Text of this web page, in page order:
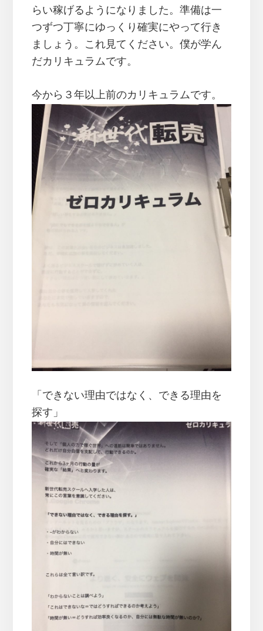
らい稼げるようになりました。準備は一
つずつ丁寧にゆっくり確実にやって行き
ましょう。これ見てください。僕が学ん
だカリキュラムです。
今から３年以上前のカリキュラムです。
「できない理由ではなく、できる理由を
探す」